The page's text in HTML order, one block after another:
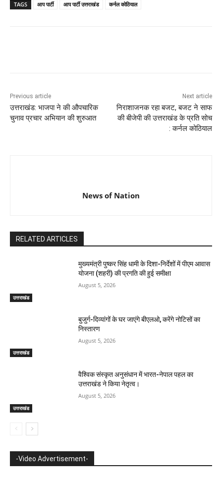
TAGS आप पार्टी आप पार्टी उत्तराखंड कर्नल कोठियाल
Previous article
उत्तराखंड: भाजपा ने की औपचारिक
चुनाव प्रचार अभियान की शुरुआत
Next article
निराशाजनक रहा बजट, बजट ने साफ
की बीजेपी की उत्तराखंड के प्रति सोच
: कर्नल कोठियाल
News of Nation
RELATED ARTICLES
उत्तराखंड
मुख्यमंत्री पुष्कर सिंह धामी के दिशा-निर्देशों में पीएम आवास
योजना (शहरी) की प्रगति की हुई समीक्षा
August 5, 2026
उत्तराखंड
बुजुर्ग-दिव्यांगों के घर जाएंगे बीएलओ, करेंगे नोटिसों का
निस्तारण
August 5, 2026
उत्तराखंड
वैश्विक संस्कृत अनुसंधान में भारत-नेपाल पहल का
उत्तराखंड ने किया नेतृत्व।
August 5, 2026
-Video Advertisement-